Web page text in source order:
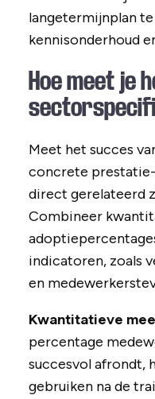
langetermijnplan
kennisonderhoud
Hoe meet je
Meet het succes
concrete
direct gerelateerd
Combineer
indicatoren, zoals
en
Kwantitatieve
percentage
succesvol afrondt,
gebruiken na de